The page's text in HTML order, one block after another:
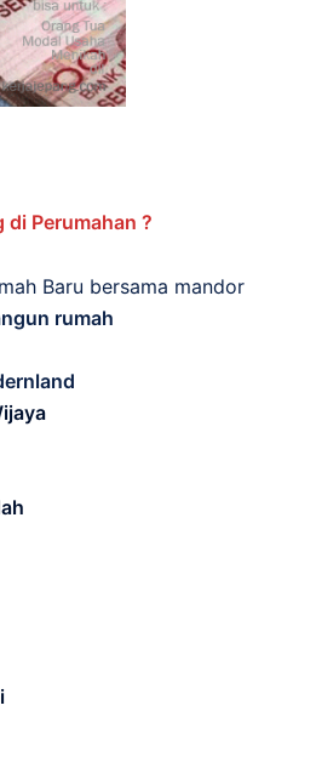
di Perumahan ?
Baru bersama mandor
rumah